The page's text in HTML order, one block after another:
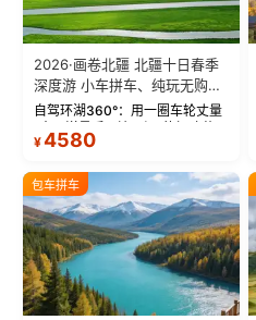
2026·画卷北疆 北疆十日春季
深度游 小车拼车、纯玩无购
物！
自驾环湖360°：用一圈车轮丈量
蓝。 赛湖旅拍：甄选多款风格服
绝美瞬间。 赛湖坦克300跟车视
频：专业摄影师...
¥4580
包车拼车